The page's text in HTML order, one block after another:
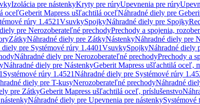
Izolácia pre nástenkyKryty pre rúryUpevnenia pre rúry
oceľGeberit Mapress ušľachtilá oceľNáhradné diely pre
rúry 1.4521VsuvkySpojkyNáhradné diely pre Spojky
pre Nerozoberateľné prechodyPrechody a spojenia,
ZátkyNáhradné diely pre ZátkyNástenkyNáhradné diely pre
diely pre Systémové rúry 1.4401VsuvkySpojkyNáhradné diely
Náhradné diely pre Nerozoberateľné prechodyPrechody a
Náhradné diely pre NástenkyGeberit Mapress ušľachtilá oceľ,
Systémové rúry 1.4521Náhradné diely pre Systémové rúry
diely pre T-kusyNerozoberateľné prechodyNáhradné
pre ZátkyGeberit Mapress ušľachtilá oceľ, príslušenstvo
Náhradné diely pre Upevnenia pre nástenkySystémové